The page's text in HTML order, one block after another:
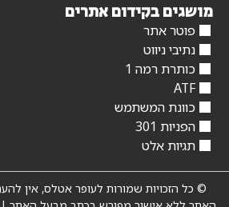
מושגים בקידום אתרים
פוטר אתר
נתיבי ניווט
כותרת רמה 1
ATF
כוונת המשתמש
הפניות 301
תגיות אלט
© כל הזכויות שמורות לעופר אטלס, אין